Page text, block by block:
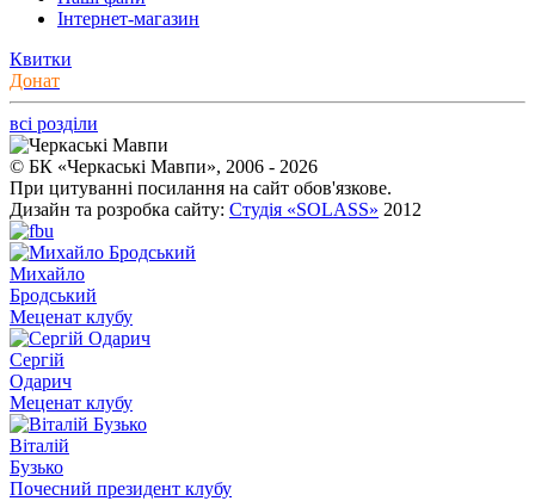
Інтернет-магазин
Квитки
Донат
всі розділи
© БК «Черкаські Мавпи», 2006 - 2026
При цитуванні посилання на сайт обов'язкове.
Дизайн та розробка сайту: Студія «SOLASS» 2012
Михайло
Бродський
Меценат клубу
Сергій
Одарич
Меценат клубу
Віталій
Бузько
Почесний президент клубу